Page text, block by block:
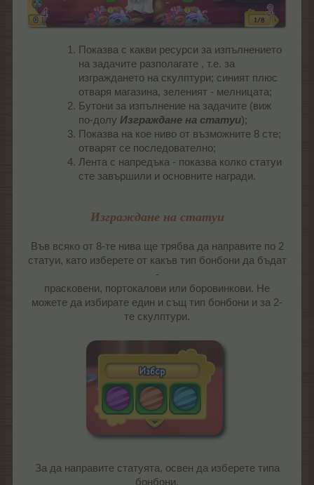
Показва с какви ресурси за изпълнението
на задачите разполагате , т.е. за
изграждането на скулптури; синият плюс
отваря магазина, зеленият - мелницата;
Бутони за изпълнение на задачите (виж
по-долу Изграждане на статуи);
Показва на кое ниво от възможните 8 сте;
отварят се последователно;
Лента с напредъка - показва колко статуи
сте завършили и основните награди.
Изграждане на статуи
Във всяко от 8-те нива ще трябва да направите по 2
статуи, като изберете от какъв тип бонбони да бъдат
-
прасковени, портокалови или боровинкови. Не
можете да избирате един и същ тип бонбони и за 2-
те скулптури.
За да направите статуята, освен да изберете типа
бонбони,